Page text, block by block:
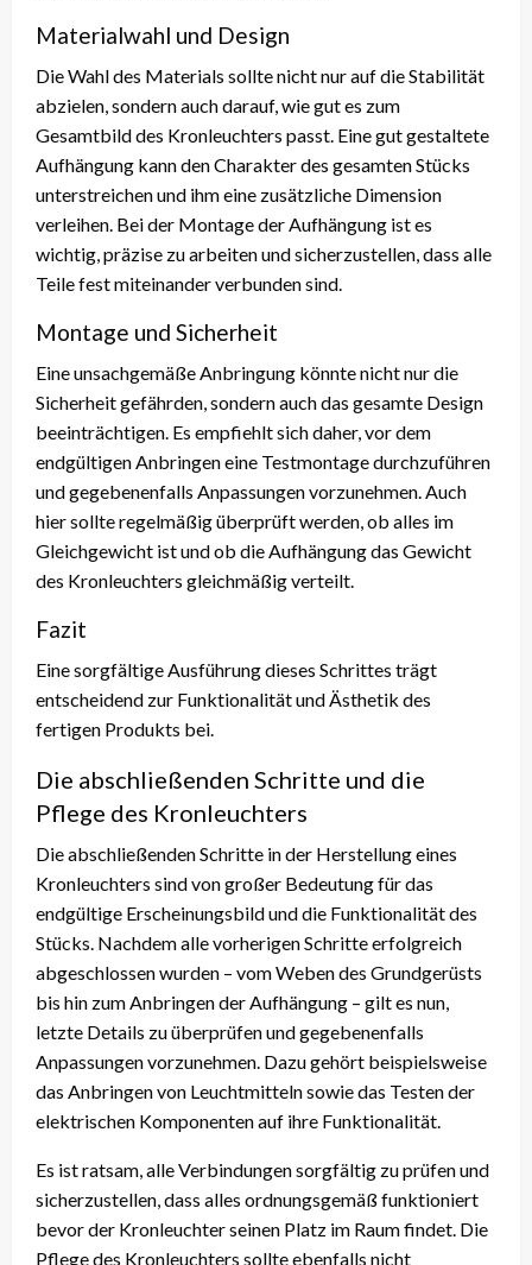
Materialwahl und Design
Die Wahl des Materials sollte nicht nur auf die Stabilität
abzielen, sondern auch darauf, wie gut es zum
Gesamtbild des Kronleuchters passt. Eine gut gestaltete
Aufhängung kann den Charakter des gesamten Stücks
unterstreichen und ihm eine zusätzliche Dimension
verleihen. Bei der Montage der Aufhängung ist es
wichtig, präzise zu arbeiten und sicherzustellen, dass alle
Teile fest miteinander verbunden sind.
Montage und Sicherheit
Eine unsachgemäße Anbringung könnte nicht nur die
Sicherheit gefährden, sondern auch das gesamte Design
beeinträchtigen. Es empfiehlt sich daher, vor dem
endgültigen Anbringen eine Testmontage durchzuführen
und gegebenenfalls Anpassungen vorzunehmen. Auch
hier sollte regelmäßig überprüft werden, ob alles im
Gleichgewicht ist und ob die Aufhängung das Gewicht
des Kronleuchters gleichmäßig verteilt.
Fazit
Eine sorgfältige Ausführung dieses Schrittes trägt
entscheidend zur Funktionalität und Ästhetik des
fertigen Produkts bei.
Die abschließenden Schritte und die
Pflege des Kronleuchters
Die abschließenden Schritte in der Herstellung eines
Kronleuchters sind von großer Bedeutung für das
endgültige Erscheinungsbild und die Funktionalität des
Stücks. Nachdem alle vorherigen Schritte erfolgreich
abgeschlossen wurden – vom Weben des Grundgerüsts
bis hin zum Anbringen der Aufhängung – gilt es nun,
letzte Details zu überprüfen und gegebenenfalls
Anpassungen vorzunehmen. Dazu gehört beispielsweise
das Anbringen von Leuchtmitteln sowie das Testen der
elektrischen Komponenten auf ihre Funktionalität.
Es ist ratsam, alle Verbindungen sorgfältig zu prüfen und
sicherzustellen, dass alles ordnungsgemäß funktioniert
bevor der Kronleuchter seinen Platz im Raum findet. Die
Pflege des Kronleuchters sollte ebenfalls nicht